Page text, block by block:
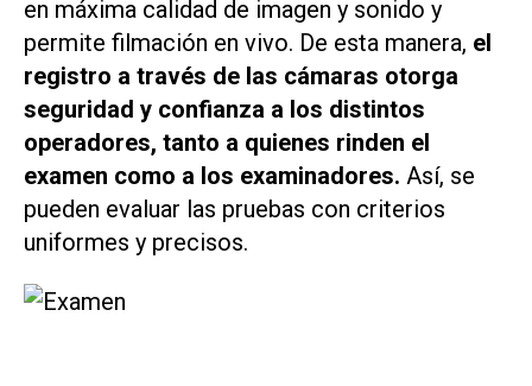
en máxima calidad de imagen y sonido y
permite filmación en vivo. De esta manera, el
registro a través de las cámaras otorga
seguridad y confianza a los distintos
operadores, tanto a quienes rinden el
examen como a los examinadores. Así, se
pueden evaluar las pruebas con criterios
uniformes y precisos.